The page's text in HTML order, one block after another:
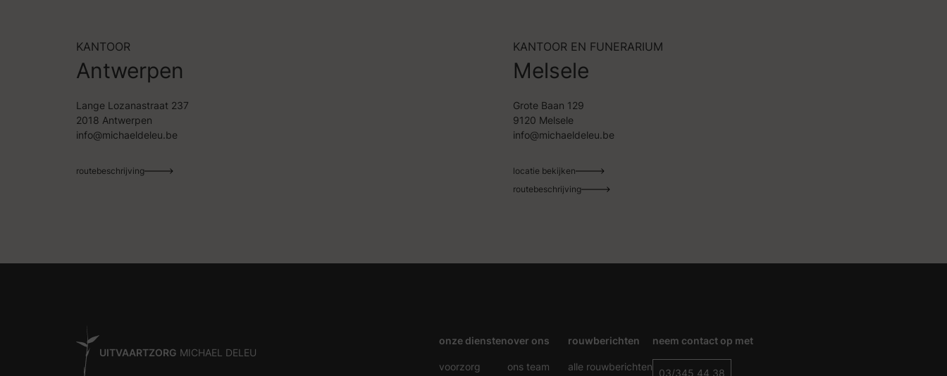
KANTOOR
Antwerpen
Lange Lozanastraat 237
2018 Antwerpen
info@michaeldeleu.be
routebeschrijving
KANTOOR EN FUNERARIUM
Melsele
Grote Baan 129
9120 Melsele
info@michaeldeleu.be
locatie bekijken
routebeschrijving
UITVAARTZORG MICHAEL DELEU
onze diensten
voorzorg
over ons
ons team
rouwberichten
alle rouwberichten
neem contact op met
03/345 44 38